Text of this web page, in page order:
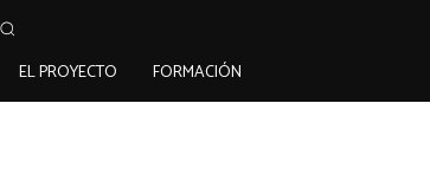
EL PROYECTO FORMACIÓN